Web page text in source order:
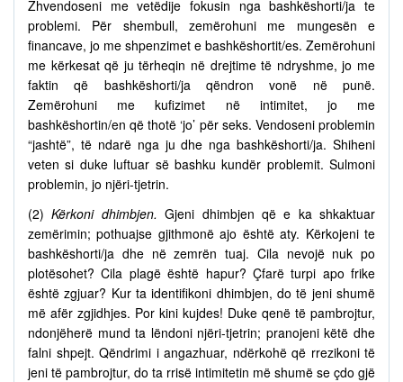
Zhvendoseni me vetëdije fokusin nga bashkëshorti/ja te
problemi. Për shembull, zemërohuni me mungesën e
financave, jo me shpenzimet e bashkëshortit/es. Zemërohuni
me kërkesat që ju tërheqin në drejtime të ndryshme, jo me
faktin që bashkëshorti/ja qëndron vonë në punë.
Zemërohuni me kufizimet në intimitet, jo me
bashkëshortin/en që thotë ‘jo’ për seks. Vendoseni problemin
“jashtë”, të ndarë nga ju dhe nga bashkëshorti/ja. Shiheni
veten si duke luftuar së bashku kundër problemit. Sulmoni
problemin, jo njëri-tjetrin.
(2)Kërkoni dhimbjen. Gjeni dhimbjen që e ka shkaktuar
zemërimin; pothuajse gjithmonë ajo është aty. Kërkojeni te
bashkëshorti/ja dhe në zemrën tuaj. Cila nevojë nuk po
plotësohet? Cila plagë është hapur? Çfarë turpi apo frike
është zgjuar? Kur ta identifikoni dhimbjen, do të jeni shumë
më afër zgjidhjes. Por kini kujdes! Duke qenë të pambrojtur,
ndonjëherë mund ta lëndoni njëri-tjetrin; pranojeni këtë dhe
falni shpejt. Qëndrimi i angazhuar, ndërkohë që rrezikoni të
jeni të pambrojtur, do ta rrisë intimitetin më shumë se çdo gjë